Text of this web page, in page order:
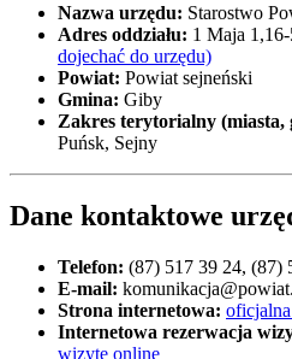
Nazwa urzędu: Starostwo
Adres oddziału: 1 Maja
dojechać do urzędu)
Powiat: Powiat sejneński
Gmina: Giby
Zakres terytorialny (miasta,
Puńsk, Sejny
Dane kontaktowe
Telefon: (87) 517 39 24, (87)
E-mail:
Strona internetowa:
Internetowa rezerwacja
wizytę online